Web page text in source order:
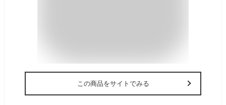
この商品をサイトでみる